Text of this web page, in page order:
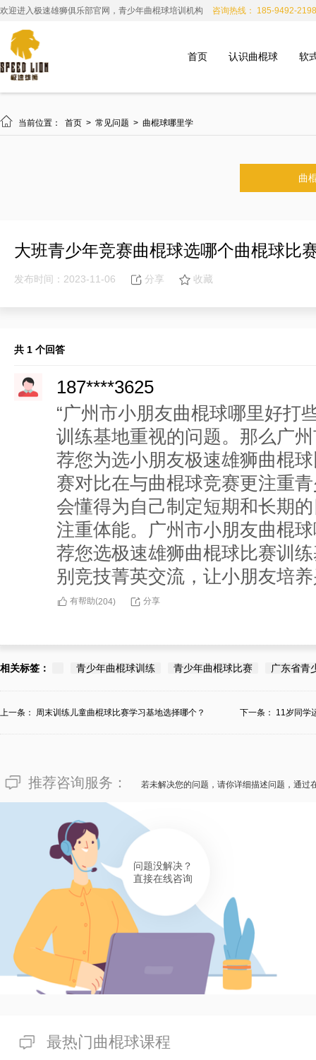
欢迎进入极速雄狮俱乐部官网，青少年曲棍球培训机构 咨询热线： 185-9492-2198
首页 认识曲棍球 软
 当前位置： 首页 > 常见问题 > 曲棍球哪里学
曲
大班青少年竞赛曲棍球选哪个曲棍球比
发布时间：2023-11-06 分享 收藏
共 1 个回答
187****3625
“广州市小朋友曲棍球哪里好打
训练基地重视的问题。那么广
荐您为选小朋友极速雄狮曲棍
赛对比在与曲棍球竞赛更注重
会懂得为自己制定短期和长期
注重体能。广州市小朋友曲棍
荐您选极速雄狮曲棍球比赛训
别竞技菁英交流，让小朋友培
有帮助(204) 分享
相关标签： 青少年曲棍球训练 青少年曲棍球比赛 广东省青
上一条： 周末训练儿童曲棍球比赛学习基地选择哪个？ 下一条： 11岁同学
推荐咨询服务： 若未解决您的问题，请你详细描述问题，通过
问题没解决？
直接在线咨询
最热门曲棍球课程